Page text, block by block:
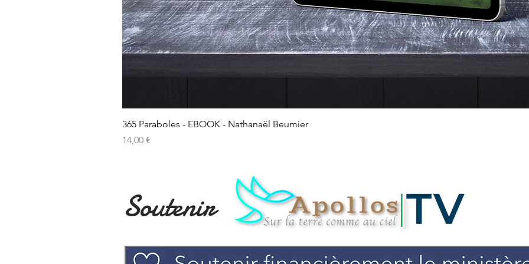
365 Paraboles - EBOOK - Nathanaël Beumier
Prix
14,00 €
Soutenir